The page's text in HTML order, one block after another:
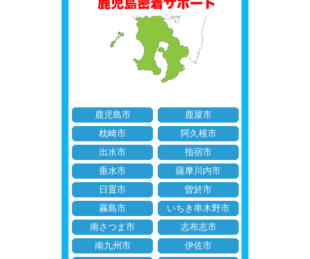
鹿児島市
鹿屋市
枕崎市
阿久根市
出水市
指宿市
垂水市
薩摩川内市
日置市
曽於市
霧島市
いちき串木野市
南さつま市
志布志市
南九州市
伊佐市